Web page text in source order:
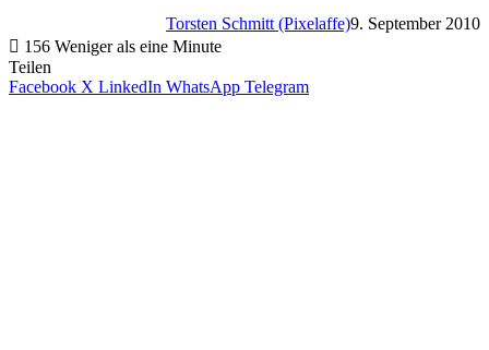
Torsten Schmitt (Pixelaffe)9. September 2010
156 Weniger als eine Minute
Teilen
Facebook X LinkedIn WhatsApp Telegram